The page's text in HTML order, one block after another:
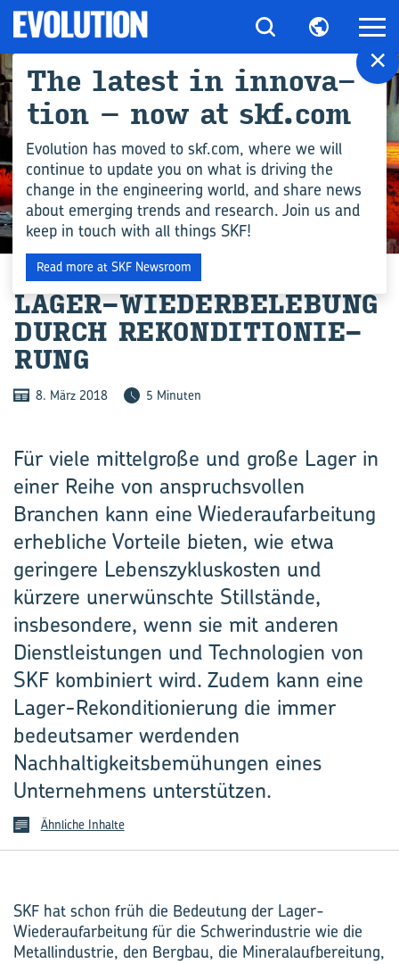
INGENIEURSWISSEN
LAGER-​WIEDERBELEBUNG
DURCH RE­KON­DI­TIO­NIE­
RUNG
8. März 2018 5 Minuten
Für viele mittelgroße und große Lager in
einer Reihe von anspruchsvollen
Branchen kann eine Wiederaufarbeitung
erhebliche Vorteile bieten, wie etwa
geringere Lebenszykluskosten und
kürzere unerwünschte Stillstände,
insbesondere, wenn sie mit anderen
Dienstleistungen und Technologien von
SKF kombiniert wird. Zudem kann eine
Lager-Rekonditionierung die immer
bedeutsamer werdenden
Nachhaltigkeitsbemühungen eines
Unternehmens unterstützen.
Ähnliche Inhalte
SKF hat schon früh die Bedeutung der Lager-
Wiederaufarbeitung für die Schwerindustrie wie die
Metallindustrie, den Bergbau, die Mineralaufbereitung,
×
The la­test in in­no­va­
ti­on – now at skf.com
Evolution has moved to skf.com, where we will
continue to update you on what is driving the
change in the engineering world, and share news
about emerging trends and research. Join us and
keep in touch with all things SKF!
Read more at SKF Newsroom